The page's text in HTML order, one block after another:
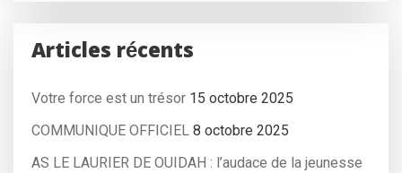
Articles récents
Votre force est un trésor 15 octobre 2025
COMMUNIQUE OFFICIEL 8 octobre 2025
AS LE LAURIER DE OUIDAH : l’audace de la jeunesse